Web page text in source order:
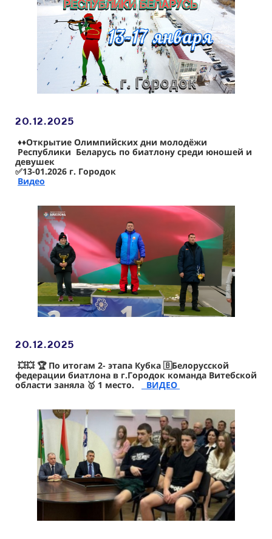
20.12.2025
♦️♦️Открытие Олимпийских дни молодёжи
Республики Беларусь по биатлону среди юношей и
девушек
✅13-01.2026 г. Городок
Видео
20.12.2025
💥💥 🏆 По итогам 2- этапа Кубка 🇧Белорусской
федерации биатлона в г.Городок команда Витебской
области заняла 🥇 1 место.
ВИДЕО